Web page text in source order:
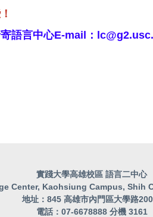
語言中心E-mail：
實踐大學高雄校區 語言二中心
Center, Kaohsiung Campus, Shih
地址：845 高雄市內門區大學路
電話：07-6678888 分機 3161